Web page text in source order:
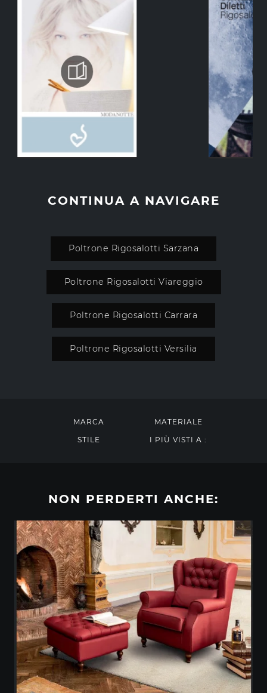
CONTINUA A NAVIGARE
Poltrone Rigosalotti Sarzana
Poltrone Rigosalotti Viareggio
Poltrone Rigosalotti Carrara
Poltrone Rigosalotti Versilia
MARCA
MATERIALE
STILE
I PIÙ VISTI A :
NON PERDERTI ANCHE: